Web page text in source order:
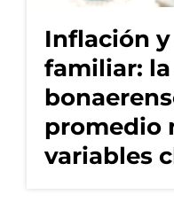
Inflación
familiar:
promedio
variables